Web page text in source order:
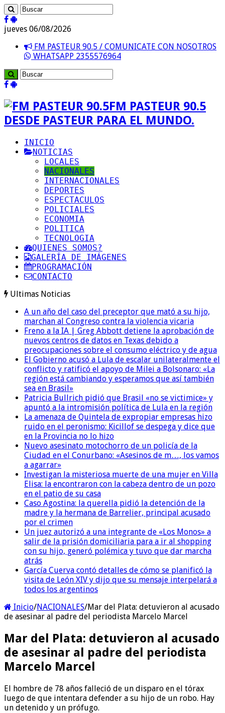
jueves 06/08/2026
FM PASTEUR 90.5 / COMUNICATE CON NOSOTROS
WHATSAPP 2355576964
FM PASTEUR 90.5
DESDE PASTEUR PARA EL MUNDO.
INICIO
NOTICIAS
LOCALES
NACIONALES
INTERNACIONALES
DEPORTES
ESPECTACULOS
POLICIALES
ECONOMIA
POLITICA
TECNOLOGIA
QUIENES SOMOS?
GALERÍA DE IMÁGENES
PROGRAMACIÓN
CONTACTO
Ultimas Noticias
A un año del caso del preceptor que mató a su hijo,
marchan al Congreso contra la violencia vicaria
Freno a la IA | Greg Abbott detiene la aprobación de
nuevos centros de datos en Texas debido a
preocupaciones sobre el consumo eléctrico y de agua
El Gobierno acusó a Lula de escalar unilateralmente el
conflicto y ratificó el apoyo de Milei a Bolsonaro: «La
región está cambiando y esperamos que así también
sea en Brasil»
Patricia Bullrich pidió que Brasil «no se victimice» y
apuntó a la intromisión política de Lula en la región
La amenaza de Quintela de expropiar empresas hizo
ruido en el peronismo: Kicillof se despega y dice que
en la Provincia no lo hizo
Nuevo asesinato motochorro de un policía de la
Ciudad en el Conurbano: «Asesinos de m…, los vamos
a agarrar»
Investigan la misteriosa muerte de una mujer en Villa
Elisa: la encontraron con la cabeza dentro de un pozo
en el patio de su casa
Caso Agostina: la querella pidió la detención de la
madre y la hermana de Barrelier, principal acusado
por el crimen
Un juez autorizó a una integrante de «Los Monos» a
salir de la prisión domiciliaria para a ir al shopping
con su hijo, generó polémica y tuvo que dar marcha
atrás
García Cuerva contó detalles de cómo se planificó la
visita de León XIV y dijo que su mensaje interpelará a
todos los argentinos
Inicio/NACIONALES/Mar del Plata: detuvieron al acusado
de asesinar al padre del periodista Marcelo Marcel
Mar del Plata: detuvieron al acusado
de asesinar al padre del periodista
Marcelo Marcel
El hombre de 78 años falleció de un disparo en el tórax
luego de que intentara defender a su hijo de un robo. Hay
un detenido y un prófugo.